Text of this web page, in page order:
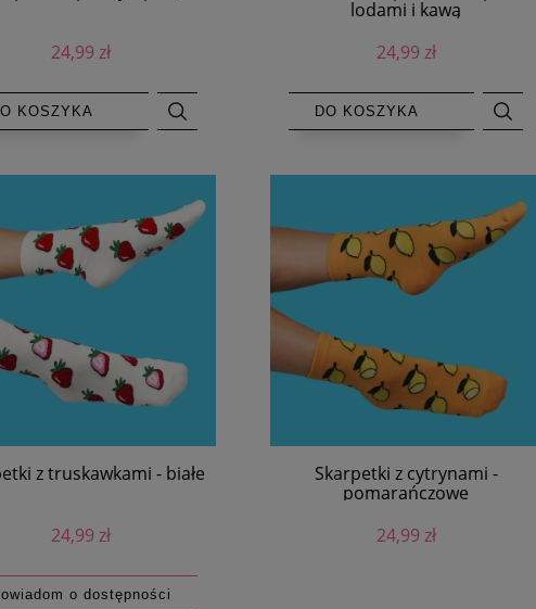
24,99 zł
KOSZYKA
lodami i kawą
24,99 zł
DO KOSZYKA
z truskawkami - białe
24,99 zł
o dostępności
Skarpetki z cytrynami -
pomarańczowe
24,99 zł